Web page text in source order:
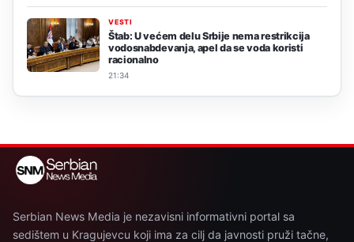
VESTI
Štab: U većem delu Srbije nema restrikcija
vodosnabdevanja, apel da se voda koristi
racionalno
21:34
Serbian News Media je nezavisni informativni portal sa
sedištem u Kragujevcu koji ima za cilj da javnosti pruži tačne,